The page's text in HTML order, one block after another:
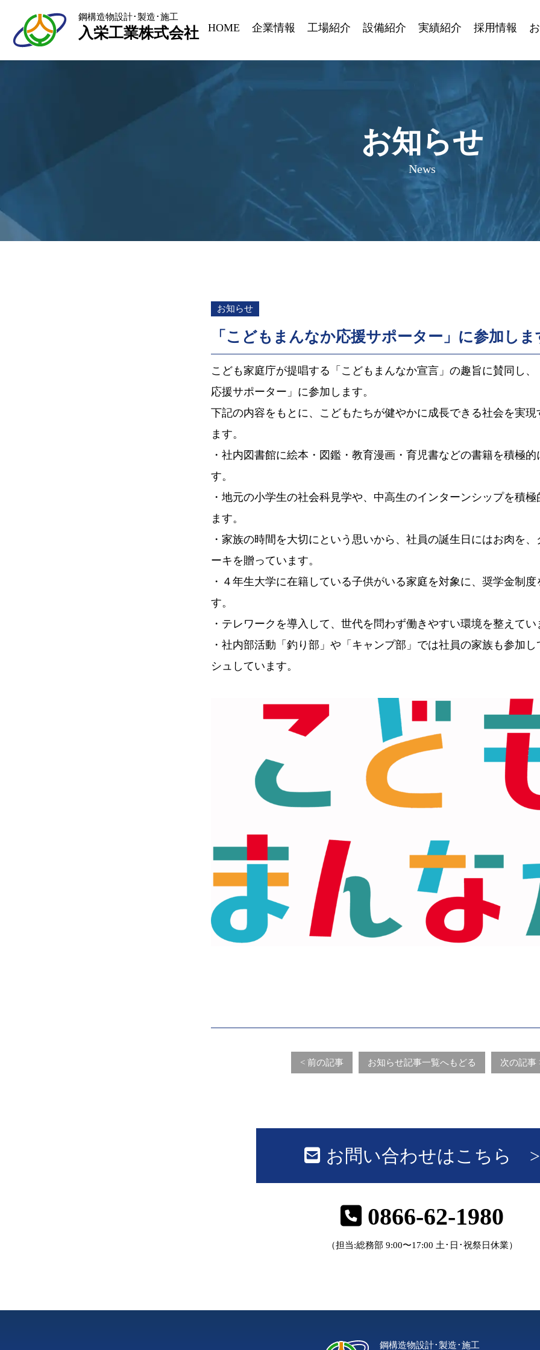
鋼構造物設計･製造･施工
入栄工業株式会社 HOME 企業情報 工場紹介 設備紹介 実績紹介 採用情報
お知らせ
News
お知らせ
「こどもまんなか応援サポーター」に参加しま
こども家庭庁が提唱する「こどもまんなか宣言」の趣旨に賛同し
応援サポーター」に参加します。
下記の内容をもとに、こどもたちが健やかに成長できる社会を実
ます。
・社内図書館に絵本・図鑑・教育漫画・育児書などの書籍を積極
す。
・地元の小学生の社会科見学や、中高生のインターンシップを積
ます。
・家族の時間を大切にという思いから、社員の誕生日にはお肉を
ーキを贈っています。
・４年生大学に在籍している子供がいる家庭を対象に、奨学金制
す。
・テレワークを導入して、世代を問わず働きやすい環境を整えてい
・社内部活動「釣り部」や「キャンプ部」では社員の家族も参加
シュしています。
< 前の記事 お知らせ記事一覧へもどる 次の記事
お問い合わせはこちら >
0866-62-1980
（担当:総務部 9:00〜17:00 土･日･祝祭日休業）
鋼構造物設計･製造･施工